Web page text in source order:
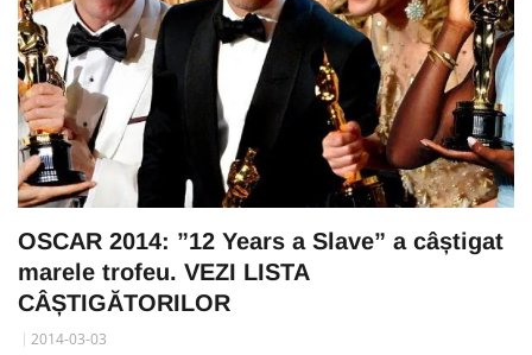
OSCAR 2014: ”12 Years a Slave” a câștigat
marele trofeu. VEZI LISTA
CÂȘTIGĂTORILOR
2014-03-03